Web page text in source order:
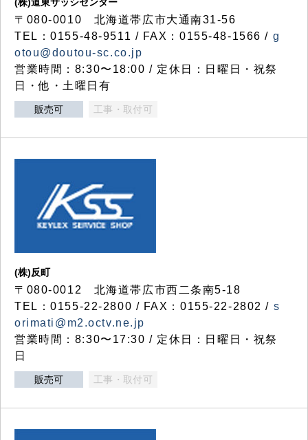
〒080-0010 北海道帯広市大通南31-56
TEL：0155-48-9511 / FAX：0155-48-1566 / g
otou@doutou-sc.co.jp
営業時間：8:30〜18:00 / 定休日：日曜日・祝祭
日・他・土曜日有
販売可 工事・取付可
(株)反町
〒080-0012 北海道帯広市西二条南5-18
TEL：0155-22-2800 / FAX：0155-22-2802 / s
orimati@m2.octv.ne.jp
営業時間：8:30〜17:30 / 定休日：日曜日・祝祭
日
販売可 工事・取付可